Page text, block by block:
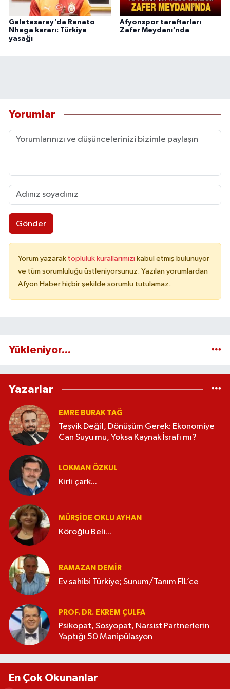
Galatasaray'da Renato
Nhaga kararı: Türkiye
yasağı
Afyonspor taraftarları
Zafer Meydanı’nda
Yorumlar
Gönder
Yorum yazarak topluluk kurallarımızı kabul etmiş bulunuyor
ve tüm sorumluluğu üstleniyorsunuz. Yazılan yorumlardan
Afyon Haber hiçbir şekilde sorumlu tutulamaz.
Yükleniyor...
Yazarlar
EMRE BURAK TAĞ
Teşvik Değil, Dönüşüm Gerek: Ekonomiye
Can Suyu mu, Yoksa Kaynak İsrafı mı?
LOKMAN ÖZKUL
Kirli çark...
MÜRŞIDE OKLU AYHAN
Köroğlu Beli...
RAMAZAN DEMİR
Ev sahibi Türkiye; Sunum/Tanım FİL’ce
PROF. DR. EKREM ÇULFA
Psikopat, Sosyopat, Narsist Partnerlerin
Yaptığı 50 Manipülasyon
En Çok Okunanlar